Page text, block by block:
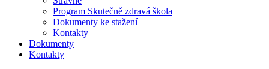
Program Skutečně zdravá škola
Dokumenty ke stažení
Kontakty
Dokumenty
Kontakty